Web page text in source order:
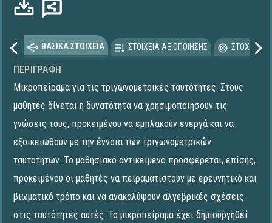
ΒΑΣΙΚΑ ΣΤΟΙΧΕΙΑ ΣΤΟΙΧΕΙΑ ΑΞΙΟΠΟΙΗΣΗΣ
ΠΕΡΙΓΡΑΦΉ
Μικροπείραμα για τις τριγωνομετρικές ταυτότητες. Στους
μαθητές δίνεται η δυνατότητα να χρησιμοποιήσουν τις
γνώσεις τους, προκειμένου να εμπλακούν ενεργά και να
εξοικειωθούν με την έννοια των τριγωνομετρικών
ταυτοτήτων. Το μαθησιακό αντικείμενο προσφέρεται, επίσης,
προκειμένου οι μαθητές να πειραματιστούν με ερευνητικό και
βιωματικό τρόπο και να ανακαλύψουν αλγεβρικές σχέσεις
στις ταυτότητες αυτές. To μικροπείραμα έχει δημιουργηθεί